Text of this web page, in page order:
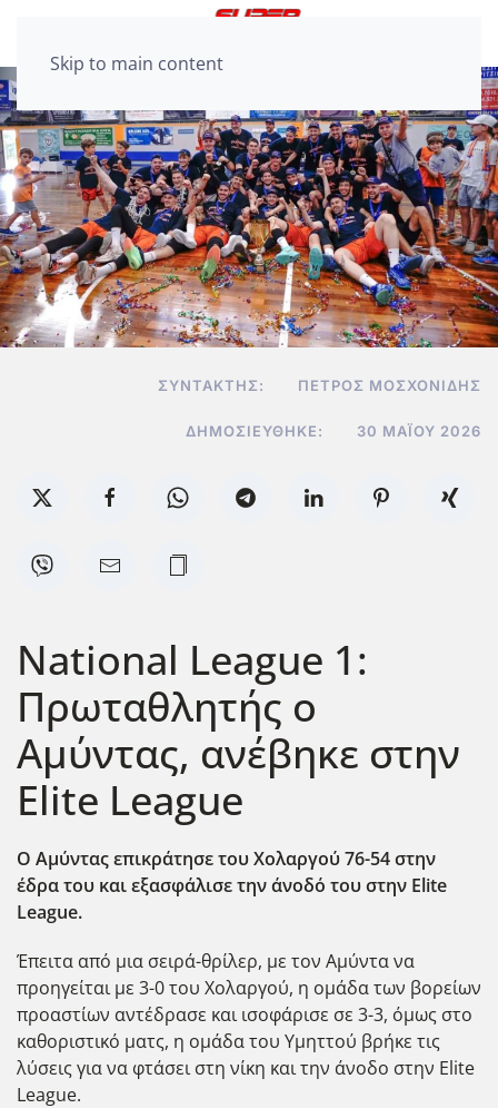
Skip to main content
ΣΥΝΤΆΚΤΗΣ: ΠΈΤΡΟΣ ΜΟΣΧΟΝΊΔΗΣ
ΔΗΜΟΣΙΕΎΘΗΚΕ: 30 ΜΑΪ́ΟΥ 2026
National League 1:
Πρωταθλητής ο
Αμύντας, ανέβηκε στην
Elite League
Ο Αμύντας επικράτησε του Χολαργού 76-54 στην
έδρα του και εξασφάλισε την άνοδό του στην Elite
League.
Έπειτα από μια σειρά-θρίλερ, με τον Αμύντα να
προηγείται με 3-0 του Χολαργού, η ομάδα των βορείων
προαστίων αντέδρασε και ισοφάρισε σε 3-3, όμως στο
καθοριστικό ματς, η ομάδα του Υμηττού βρήκε τις
λύσεις για να φτάσει στη νίκη και την άνοδο στην Elite
League.